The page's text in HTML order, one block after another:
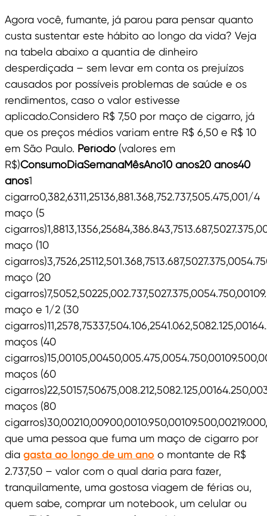
Agora você, fumante, já parou para pensar quanto
custa sustentar este hábito ao longo da vida? Veja
na tabela abaixo a quantia de dinheiro
desperdiçada – sem levar em conta os prejuízos
causados por possíveis problemas de saúde e os
rendimentos, caso o valor estivesse
aplicado.Considero R$ 7,50 por maço de cigarro, já
que os preços médios variam entre R$ 6,50 e R$ 10
em São Paulo. Período (valores em
R$)ConsumoDiaSemanaMêsAno10 anos20 anos40
anos1
cigarro0,382,6311,25136,881.368,752.737,505.475,001/4
maço (5
maço (10
maço (20
maço e 1/2 (30
maços (40
maços (60
maços (80
que uma pessoa que fuma um maço de cigarro por
dia gasta ao longo de um ano o montante de R$
2.737,50 – valor com o qual daria para fazer,
tranquilamente, uma gostosa viagem de férias ou,
quem sabe, comprar um notebook, um celular ou